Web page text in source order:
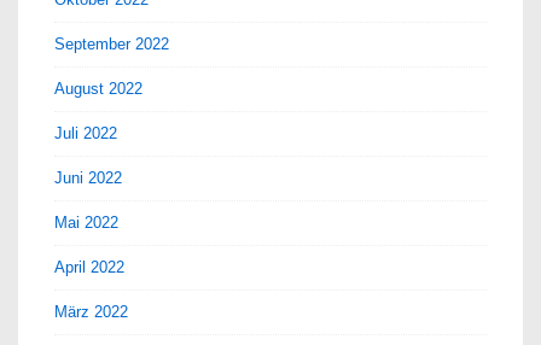
September 2022
August 2022
Juli 2022
Juni 2022
Mai 2022
April 2022
März 2022